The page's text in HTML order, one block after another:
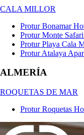
CALA MILLOR
Protur Bonamar
Protur Monte
Protur Playa Cala
Protur Atalaya
ALMERÍA
ROQUETAS DE MAR
Protur Roquetas